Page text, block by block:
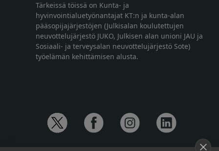
Tärkeissä töissä on Kunta- ja
hyvinvointialuetyönantajat KT:n ja kunta-alan
pääsopijajärjestöjen (Julkisalan koulutettujen
neuvottelujärjestö JUKO, Julkisen alan unioni JAU ja
Sosiaali- ja terveysalan neuvottelujärjestö Sote)
työelämän kehittämisen alusta.